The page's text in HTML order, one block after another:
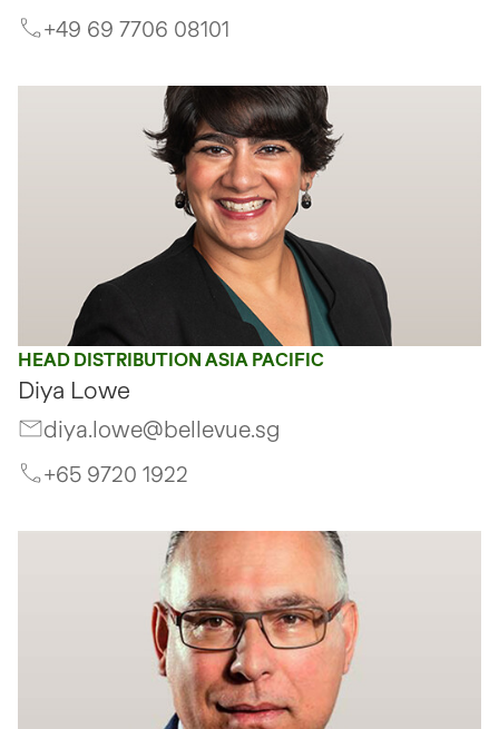
+49 69 7706 08101
HEAD DISTRIBUTION ASIA PACIFIC
Diya Lowe
diya.lowe@bellevue.sg
+65 9720 1922